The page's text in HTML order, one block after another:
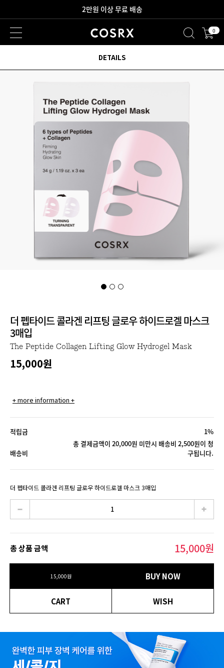
새로워진 회원 혜택을 만나보세요!
2만원 이상 무료 배송 0
더 펩타이드 콜라겐 리프팅 글로우 하이드로겔 마스크
3매입
The Peptide Collagen Lifting Glow Hydrogel Mask
15,000원
+ more information +
적립금 1%
배송비
총 결제금액이 20,000원 미만시 배송비 2,500원이 청
구됩니다.
더 펩타이드 콜라겐 리프팅 글로우 하이드로겔 마스크 3매입
총 상품 금액 15,000원
15,000원 BUY NOW
CART WISH
DETAILS